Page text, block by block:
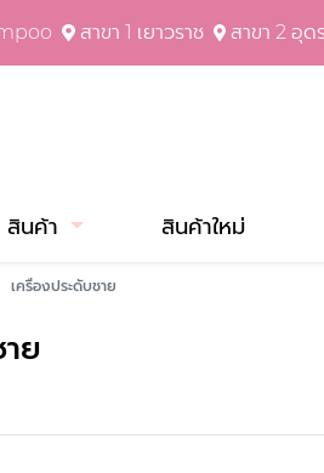
สาขา 1 เยาวราช สาขา 2 อุด
สินค้า สินค้าใหม่
เครื่องประดับชาย
ย